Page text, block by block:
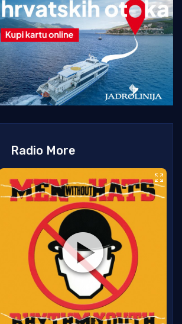
Radio More